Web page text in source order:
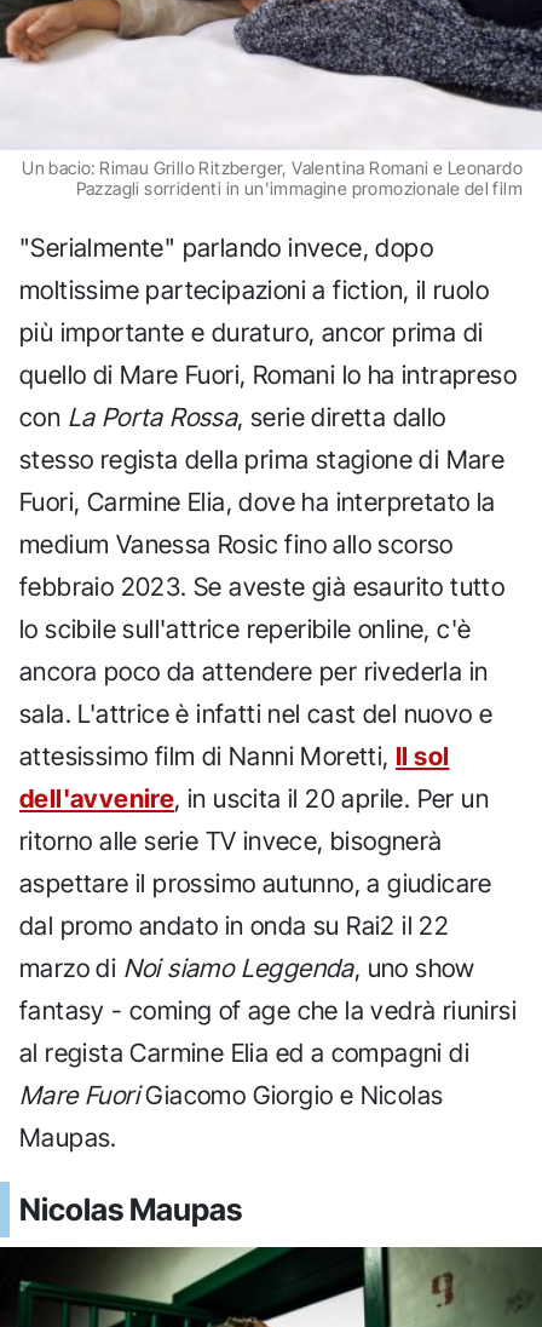
Un bacio: Rimau Grillo Ritzberger, Valentina Romani e Leonardo
Pazzagli sorridenti in un'immagine promozionale del film
"Serialmente" parlando invece, dopo
moltissime partecipazioni a fiction, il ruolo
più importante e duraturo, ancor prima di
quello di Mare Fuori, Romani lo ha intrapreso
con La Porta Rossa, serie diretta dallo
stesso regista della prima stagione di Mare
Fuori, Carmine Elia, dove ha interpretato la
medium Vanessa Rosic fino allo scorso
febbraio 2023. Se aveste già esaurito tutto
lo scibile sull'attrice reperibile online, c'è
ancora poco da attendere per rivederla in
sala. L'attrice è infatti nel cast del nuovo e
attesissimo film di Nanni Moretti, Il sol
dell'avvenire, in uscita il 20 aprile. Per un
ritorno alle serie TV invece, bisognerà
aspettare il prossimo autunno, a giudicare
dal promo andato in onda su Rai2 il 22
marzo di Noi siamo Leggenda, uno show
fantasy - coming of age che la vedrà riunirsi
al regista Carmine Elia ed a compagni di
Mare FuoriGiacomo Giorgio e Nicolas
Maupas.
Nicolas Maupas